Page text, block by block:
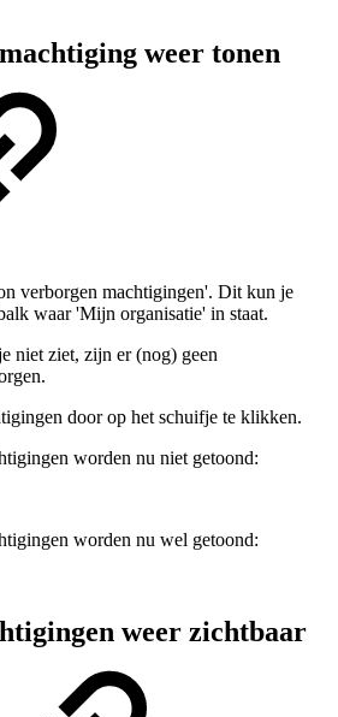
weer tonen
verborgen machtigingen'. Dit kun je
waar 'Mijn organisatie' in staat.
niet ziet, zijn er (nog) geen
door op het schuifje te klikken.
worden nu niet getoond:
worden nu wel getoond:
weer zichtbaar